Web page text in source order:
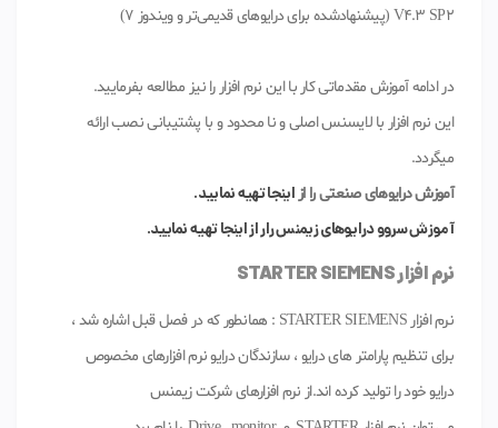
V4.3 SP2 (پیشنهادشده برای درایوهای قدیمی‌تر و ویندوز 7)
در ادامه آموزش مقدماتی کار با این نرم افزار را نیز مطالعه بفرمایید.
این نرم افزار با لایسنس اصلی و نا محدود و با پشتیبانی نصب ارائه
میگردد.
آموزش درایوهای صنعتی را ازاینجا تهیه نمایید.
آموزش سروو درایوهای زیمنس رار از اینجا تهیه نمایید.
نرم افزار STARTER SIEMENS
نرم افزار STARTER SIEMENS : همانطور که در فصل قبل اشاره شد ،
برای تنظیم پارامتر های درایو ، سازندگان درایو نرم افزارهای مخصوص
درایو خود را تولید کرده اند.از نرم افزارهای شرکت زیمنس